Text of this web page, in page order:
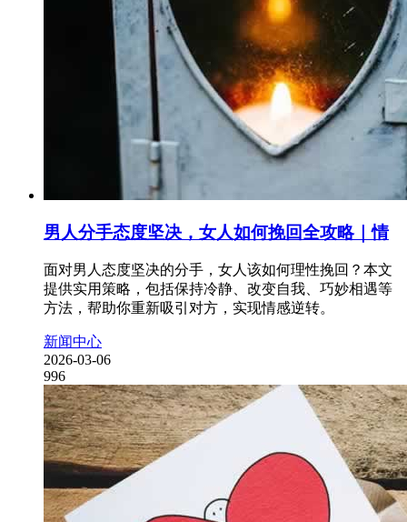
男人分手态度坚决，女人如何挽回全攻略｜情
面对男人态度坚决的分手，女人该如何理性挽回？本文
提供实用策略，包括保持冷静、改变自我、巧妙相遇等
方法，帮助你重新吸引对方，实现情感逆转。
新闻中心
2026-03-06
996